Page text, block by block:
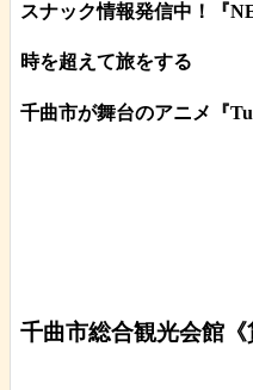
スナック情報発信中！『
時を超えて旅をする
千曲市が舞台のアニメ『
千曲市総合観光会館《